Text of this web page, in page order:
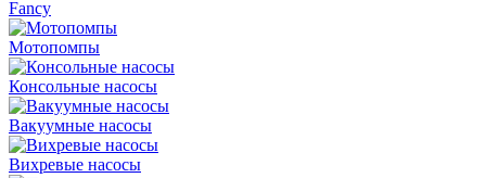
Fancy
Мотопомпы
Консольные насосы
Вакуумные насосы
Вихревые насосы